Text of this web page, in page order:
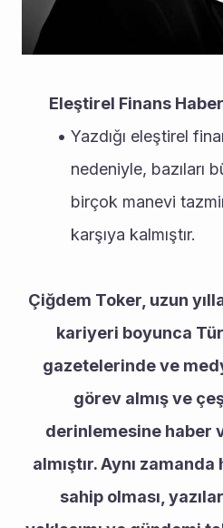
Eleştirel Finans
Yazdığı eleştirel
nedeniyle, bazıları
birçok manevi
karşıya kalmıştır.
Çiğdem Toker, uzun
kariyeri boyunca
gazetelerinde ve
görev almış ve
derinlemesine haber
almıştır. Aynı
sahip olması,